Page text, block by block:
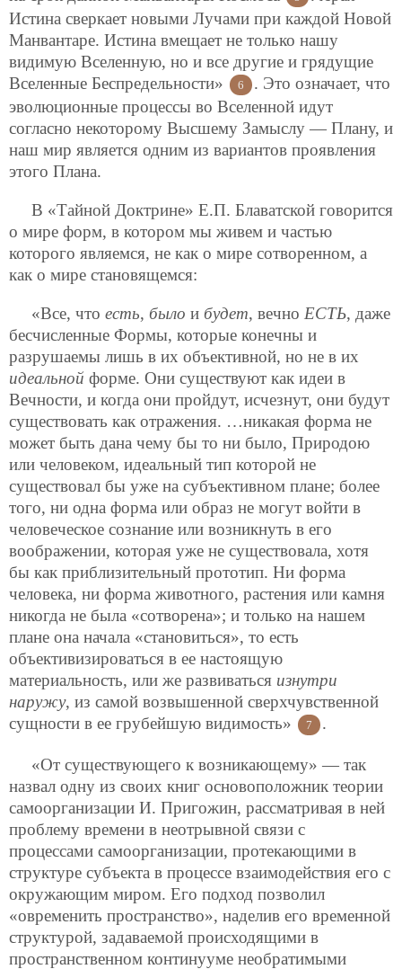
Истина сверкает новыми Лучами при каждой Новой
Манвантаре. Истина вмещает не только нашу
видимую Вселенную, но и все другие и грядущие
Вселенные Беспредельности»
6
. Это означает, что
эволюционные процессы во Вселенной идут
согласно некоторому Высшему Замыслу — Плану, и
наш мир является одним из вариантов проявления
этого Плана.
В «Тайной Доктрине» Е.П. Блаватской говорится
о мире форм, в котором мы живем и частью
которого являемся, не как о мире сотворенном, а
как о мире становящемся:
«Все, что есть, было и будет, вечно ЕСТЬ, даже
бесчисленные Формы, которые конечны и
разрушаемы лишь в их объективной, но не в их
идеальной форме. Они существуют как идеи в
Вечности, и когда они пройдут, исчезнут, они будут
существовать как отражения. …никакая форма не
может быть дана чему бы то ни было, Природою
или человеком, идеальный тип которой не
существовал бы уже на субъективном плане; более
того, ни одна форма или образ не могут войти в
человеческое сознание или возникнуть в его
воображении, которая уже не существовала, хотя
бы как приблизительный прототип. Ни форма
человека, ни форма животного, растения или камня
никогда не была «сотворена»; и только на нашем
плане она начала «становиться», то есть
объективизироваться в ее настоящую
материальность, или же развиваться изнутри
наружу, из самой возвышенной сверхчувственной
сущности в ее грубейшую видимость»
7 .
«От существующего к возникающему» — так
назвал одну из своих книг основоположник теории
самоорганизации И. Пригожин, рассматривая в ней
проблему времени в неотрывной связи с
процессами самоорганизации, протекающими в
структуре субъекта в процессе взаимодействия его с
окружающим миром. Его подход позволил
«овременить пространство», наделив его временнoй
структурой, задаваемой происходящими в
пространственном континууме необратимыми